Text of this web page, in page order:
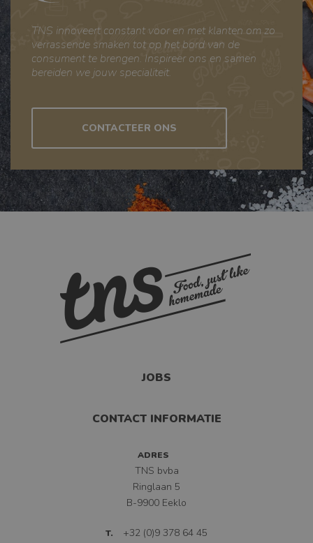
TNS innoveert constant voor en met klanten om zo
verrassende smaken tot op het bord van de
consument te brengen. Inspireer ons en samen
bereiden we jouw specialiteit.
CONTACTEER ONS
JOBS
CONTACT INFORMATIE
ADRES
TNS bvba
Ringlaan 5
B-9900 Eeklo
T. +32 (0)9 378 64 45
NAAM _ga_FDB5R5Y7FX
DOMEIN
VERVALDATUM
1 jaar 1 maand OMSCHRIJVING
Google Analytics
om de
sessiestatus te
behouden.
NAAM
Google LLC
VERVALDATUM 1 jaar 1 maand
OMSCHRIJVING
Deze cookienaam
is gekoppeld aan
Google Universal
Analytics - wat
meer algemeen